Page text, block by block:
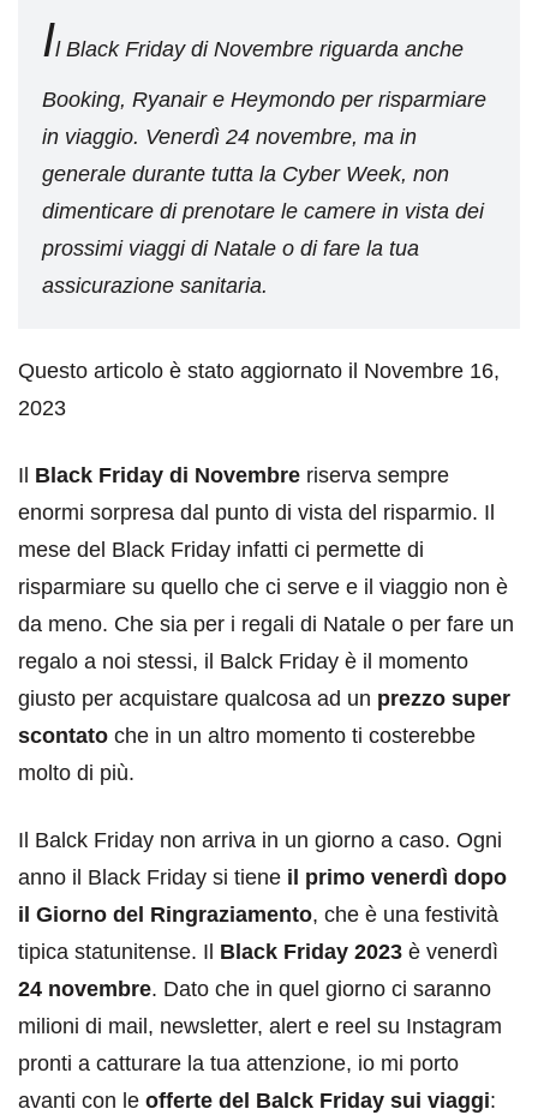
Il Black Friday di Novembre riguarda anche
Booking, Ryanair e Heymondo per risparmiare
in viaggio. Venerdì 24 novembre, ma in
generale durante tutta la Cyber Week, non
dimenticare di prenotare le camere in vista dei
prossimi viaggi di Natale o di fare la tua
assicurazione sanitaria.
Questo articolo è stato aggiornato il Novembre 16,
2023
Il Black Friday di Novembre riserva sempre
enormi sorpresa dal punto di vista del risparmio. Il
mese del Black Friday infatti ci permette di
risparmiare su quello che ci serve e il viaggio non è
da meno. Che sia per i regali di Natale o per fare un
regalo a noi stessi, il Balck Friday è il momento
giusto per acquistare qualcosa ad un prezzo super
scontato che in un altro momento ti costerebbe
molto di più.
Il Balck Friday non arriva in un giorno a caso. Ogni
anno il Black Friday si tiene il primo venerdì dopo
il Giorno del Ringraziamento, che è una festività
tipica statunitense. Il Black Friday 2023 è venerdì
24 novembre. Dato che in quel giorno ci saranno
milioni di mail, newsletter, alert e reel su Instagram
pronti a catturare la tua attenzione, io mi porto
avanti con le offerte del Balck Friday sui viaggi: